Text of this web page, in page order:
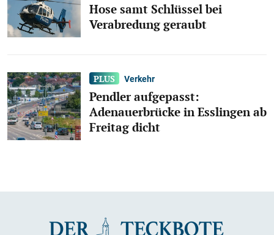
Hose samt Schlüssel bei
Verabredung geraubt
Verkehr
Pendler aufgepasst:
Adenauerbrücke in Esslingen ab
Freitag dicht